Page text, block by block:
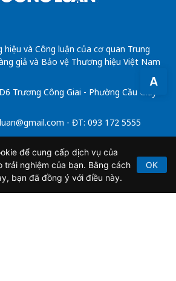
A
và Công luận của cơ quan Trung
giả và Bảo vệ Thương hiệu Việt Nam
Trương Công Giai - Phường Cầu Giấy -
- ĐT: 093 172 5555
Thuận
chí điện tử số 64/GP-BTTTT do Bộ
cấp ngày 21/2/2020.
để cung cấp dịch vụ của
trải nghiệm của bạn. Bằng cách
bạn đã đồng ý với điều này.
OK